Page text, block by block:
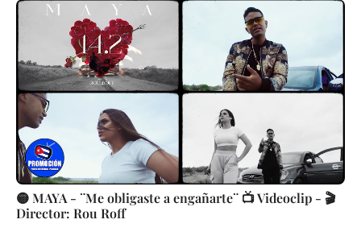
🟡 MAYA - ¨Me obligaste a engañarte¨ 📺 Videoclip - 🎬
Director: Rou Roff